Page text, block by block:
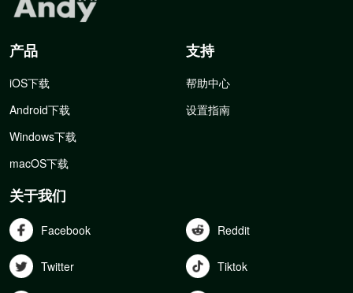
产品
iOS下载
Android下载
Windows下载
macOS下载
支持
帮助中心
设置指南
关于我们
Facebook Reddit
Twitter Tiktok